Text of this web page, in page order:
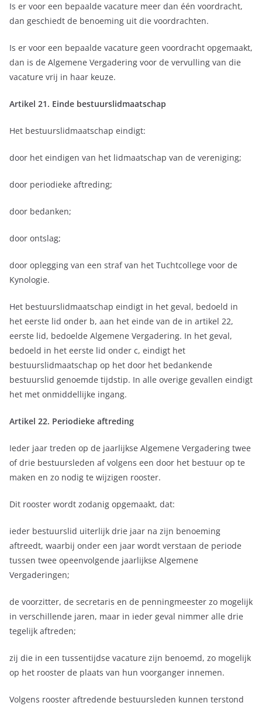
Is er voor een bepaalde vacature meer dan één voordracht,
dan geschiedt de benoeming uit die voordrachten.
Is er voor een bepaalde vacature geen voordracht opgemaakt,
dan is de Algemene Vergadering voor de vervulling van die
vacature vrij in haar keuze.
Artikel 21. Einde bestuurslidmaatschap
Het bestuurslidmaatschap eindigt:
door het eindigen van het lidmaatschap van de vereniging;
door periodieke aftreding;
door bedanken;
door ontslag;
door oplegging van een straf van het Tuchtcollege voor de
Kynologie.
Het bestuurslidmaatschap eindigt in het geval, bedoeld in
het eerste lid onder b, aan het einde van de in artikel 22,
eerste lid, bedoelde Algemene Vergadering. In het geval,
bedoeld in het eerste lid onder c, eindigt het
bestuurslidmaatschap op het door het bedankende
bestuurslid genoemde tijdstip. In alle overige gevallen eindigt
het met onmiddellijke ingang.
Artikel 22. Periodieke aftreding
Ieder jaar treden op de jaarlijkse Algemene Vergadering twee
of drie bestuursleden af volgens een door het bestuur op te
maken en zo nodig te wijzigen rooster.
Dit rooster wordt zodanig opgemaakt, dat:
ieder bestuurslid uiterlijk drie jaar na zijn benoeming
aftreedt, waarbij onder een jaar wordt verstaan de periode
tussen twee opeenvolgende jaarlijkse Algemene
Vergaderingen;
de voorzitter, de secretaris en de penningmeester zo mogelijk
in verschillende jaren, maar in ieder geval nimmer alle drie
tegelijk aftreden;
zij die in een tussentijdse vacature zijn benoemd, zo mogelijk
op het rooster de plaats van hun voorganger innemen.
Volgens rooster aftredende bestuursleden kunnen terstond